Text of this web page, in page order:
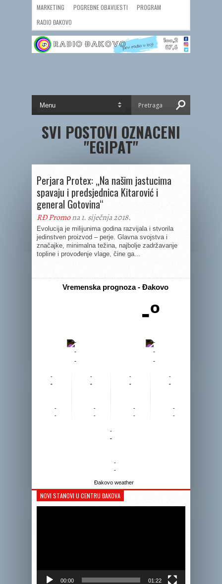
MARKETING POGREBNE OBAVIJESTI
PROGRAM
RADIO ĐAKOVO
SVI POSTOVI OZNACENI
"EGIPAT"
Perjara Protex: „Na našim jastucima
spavaju i predsjednica Kitarović i
general Gotovina“
RĐ Promona 1. siječnja 2018.
Evolucija je milijunima godina razvijala i stvorila
jedinstven proizvod – perje. Glavna svojstva i
značajke, minimalna težina, najbolje zadržavanje
topline i provođenje vlage, čine ga...
Vremenska prognoza - Đakovo
-º
-
-
-
-
-
-
-
-
-
-
-
-
-
-
-
-
-
-
-
-
-
-
-
-
-
-
Đakovo weather
NOVI STANOVI U CENTRU ĐAKOVA
00:00 01:22